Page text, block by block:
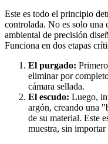
Este es todo el principio
controlada. No es solo una
ambiental de precisión
Funciona en dos etapas
El purgado:
eliminar por
cámara sellada.
El escudo: Luego,
argón, creando una
de su material. Este
muestra, sin importar